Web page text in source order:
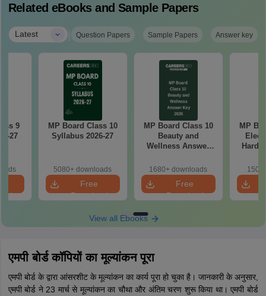
Related eBooks and Sample Papers
Latest | Question Papers Sample Papers Answer key
9
27
MP Board Class 10
Syllabus 2026-27
5080+ downloads
Free
Download
MP Board Class 10
Beauty and
Wellness Answer
1680+ downloads
Free
Download
MP
150+
View all Ebooks
एमपी बोर्ड कॉपियों का मूल्यांकन पूरा
एमपी बोर्ड के द्वारा आंसरशीट के मूल्यांकन का कार्य पूरा हो चुका है। जानकारी के अनुसार,
एमपी बोर्ड ने 23 मार्च से मूल्यांकन का चौथा और अंतिम चरण शुरू किया था। एमपी बोर्ड